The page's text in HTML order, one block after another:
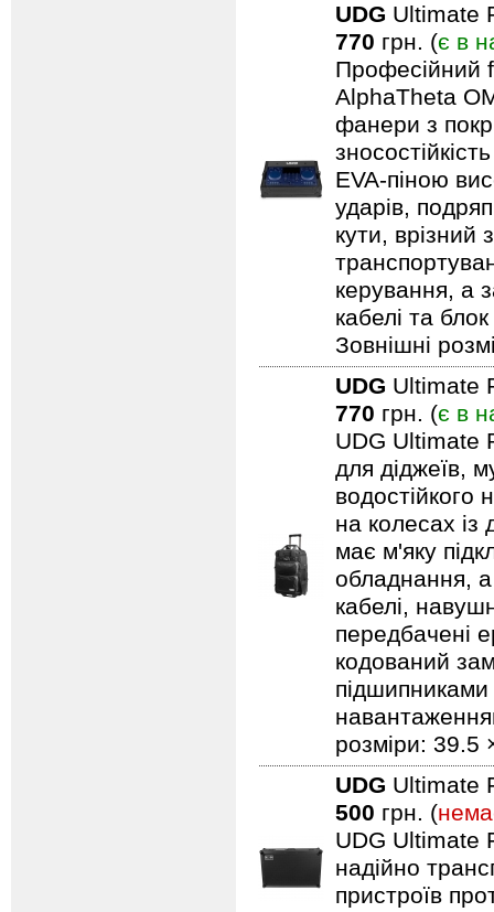
UDG Ultimate
770 грн. (є в
Професійний
AlphaTheta
фанери з
EVA-піною
ударів,
кути,
керування, а
кабелі та
Зовнішні
UDG Ultimate
770 грн. (є в
UDG Ultimate
для діджеїв,
водостійкого
на колесах із
має м'яку
обладнання, а
кабелі,
передбачені
кодований
розміри: 39.5
UDG Ultimate
500 грн. (
UDG Ultimate
надійно
пристроїв